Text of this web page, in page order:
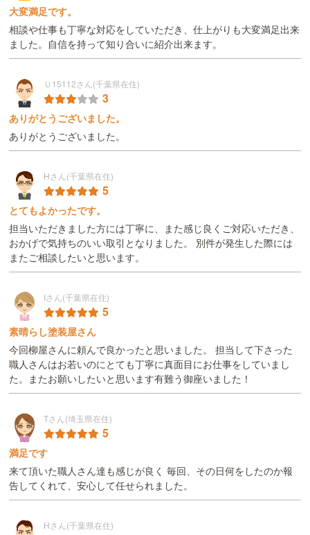
大変満足です。
相談や仕事も丁寧な対応をしていただき、仕上がりも大変満足出来
ました。自信を持って知り合いに紹介出来ます。
Ｕ15112さん(千葉県在住)
3
ありがとうございました。
ありがとうございました。
Hさん(千葉県在住)
5
とてもよかったです。
担当いただきました方には丁寧に、また感じ良くご対応いただき、
おかげで気持ちのいい取引となりました。 別件が発生した際には
またご相談したいと思います。
Iさん(千葉県在住)
5
素晴らし塗装屋さん
今回柳屋さんに頼んで良かったと思いました。 担当して下さった
職人さんはお若いのにとても丁寧に真面目にお仕事をしていまし
た。またお願いしたいと思います有難う御座いました！
Tさん(埼玉県在住)
5
満足です
来て頂いた職人さん達も感じが良く 毎回、その日何をしたのか報
告してくれて、安心して任せられました。
Hさん(千葉県在住)